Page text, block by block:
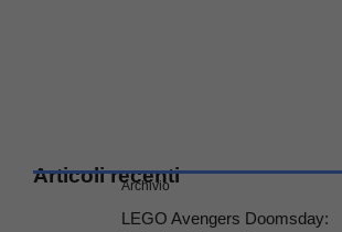
Articoli recenti
Archivio
LEGO Avengers Doomsday: